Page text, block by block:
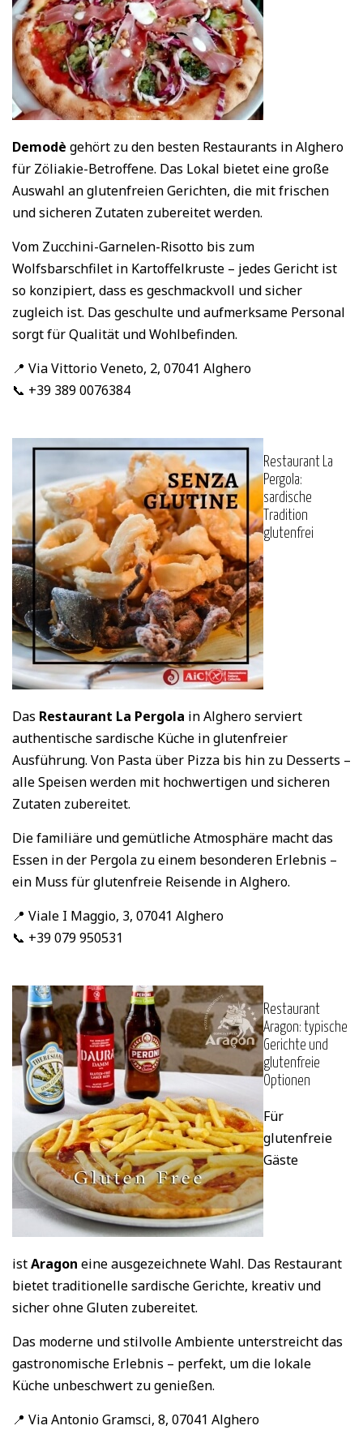
Demodè gehört zu den besten Restaurants in Alghero
für Zöliakie-Betroffene. Das Lokal bietet eine große
Auswahl an glutenfreien Gerichten, die mit frischen
und sicheren Zutaten zubereitet werden.
Vom Zucchini-Garnelen-Risotto bis zum
Wolfsbarschfilet in Kartoffelkruste – jedes Gericht ist
so konzipiert, dass es geschmackvoll und sicher
zugleich ist. Das geschulte und aufmerksame Personal
sorgt für Qualität und Wohlbefinden.
📍 Via Vittorio Veneto, 2, 07041 Alghero
📞 +39 389 0076384
Restaurant La
Pergola:
sardische
Tradition
glutenfrei
Das Restaurant La Pergola in Alghero serviert
authentische sardische Küche in glutenfreier
Ausführung. Von Pasta über Pizza bis hin zu Desserts –
alle Speisen werden mit hochwertigen und sicheren
Zutaten zubereitet.
Die familiäre und gemütliche Atmosphäre macht das
Essen in der Pergola zu einem besonderen Erlebnis –
ein Muss für glutenfreie Reisende in Alghero.
📍 Viale I Maggio, 3, 07041 Alghero
📞 +39 079 950531
Restaurant
Aragon: typische
Gerichte und
glutenfreie
Optionen
Für
glutenfreie
Gäste
istAragon eine ausgezeichnete Wahl. Das Restaurant
bietet traditionelle sardische Gerichte, kreativ und
sicher ohne Gluten zubereitet.
Das moderne und stilvolle Ambiente unterstreicht das
gastronomische Erlebnis – perfekt, um die lokale
Küche unbeschwert zu genießen.
📍 Via Antonio Gramsci, 8, 07041 Alghero